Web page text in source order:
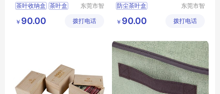
茶叶收纳盒 茶叶盒
多功能茶叶盒
东莞市智
限公司
￥ 90.00 拨打电话
防尘茶叶盒
茶叶收纳盒
东莞市智
限公司
￥ 90.00 拨打电话